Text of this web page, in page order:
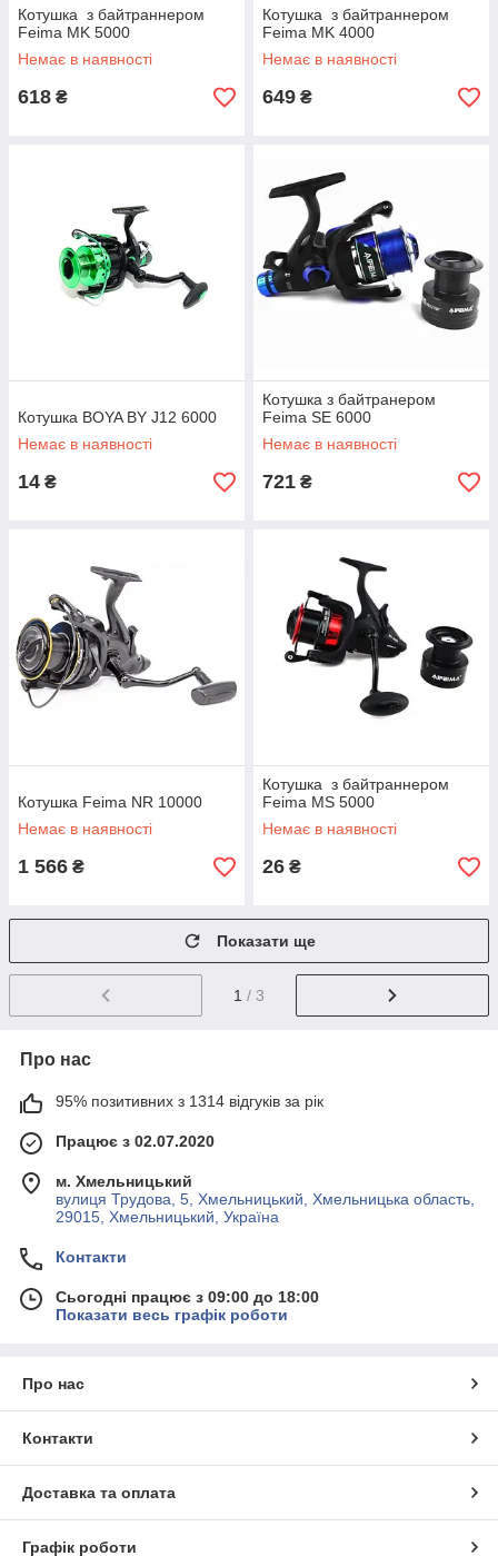
Котушка з байтраннером
Feima MK 5000
Немає в наявності
618 ₴
Котушка з байтраннером
Feima MK 4000
Немає в наявності
649 ₴
Котушка BOYA BY J12 6000
Немає в наявності
14 ₴
Котушка з байтранером
Feima SE 6000
Немає в наявності
721 ₴
Котушка Feima NR 10000
Немає в наявності
1 566 ₴
Котушка з байтраннером
Feima MS 5000
Немає в наявності
26 ₴
Показати ще
1 / 3
Про нас
95% позитивних з 1314 відгуків за рік
Працює з 02.07.2020
м. Хмельницький
вулиця Трудова, 5, Хмельницький, Хмельницька область,
29015, Хмельницький, Україна
Контакти
Сьогодні працює з 09:00 до 18:00
Показати весь графік роботи
Про нас
Контакти
Доставка та оплата
Графік роботи